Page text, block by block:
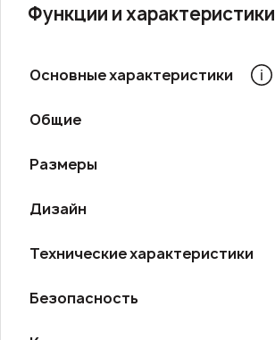
Функции и характеристики
Основные характеристики
Общие
Размеры
Дизайн
Технические характеристики
Безопасность